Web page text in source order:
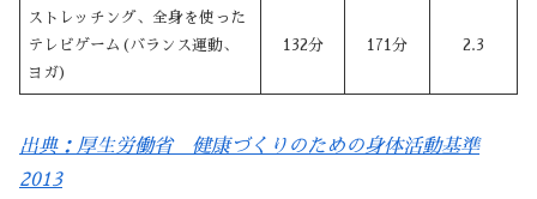
ストレッチング、全身を使った
テレビゲーム(バランス運動、
ヨガ)
132分 171分 2.3
出典：厚生労働省 健康づくりのための身体活動基準
2013